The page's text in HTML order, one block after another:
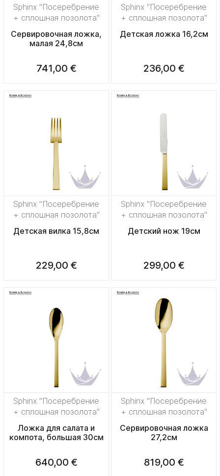
Sphinx "Посеребрение
+ сплошная позолота"
Сервировочная ложка,
малая 24,8см
741,00 €
Sphinx "Посеребрение
+ сплошная позолота"
Детская ложка 16,2см
236,00 €
Sphinx "Посеребрение
+ сплошная позолота"
Детская вилка 15,8см
229,00 €
Sphinx "Посеребрение
+ сплошная позолота"
Детский нож 19см
299,00 €
Sphinx "Посеребрение
+ сплошная позолота"
Ложка для салата и
компота, большая 30см
640,00 €
Sphinx "Посеребрение
+ сплошная позолота"
Сервировочная ложка
27,2см
819,00 €